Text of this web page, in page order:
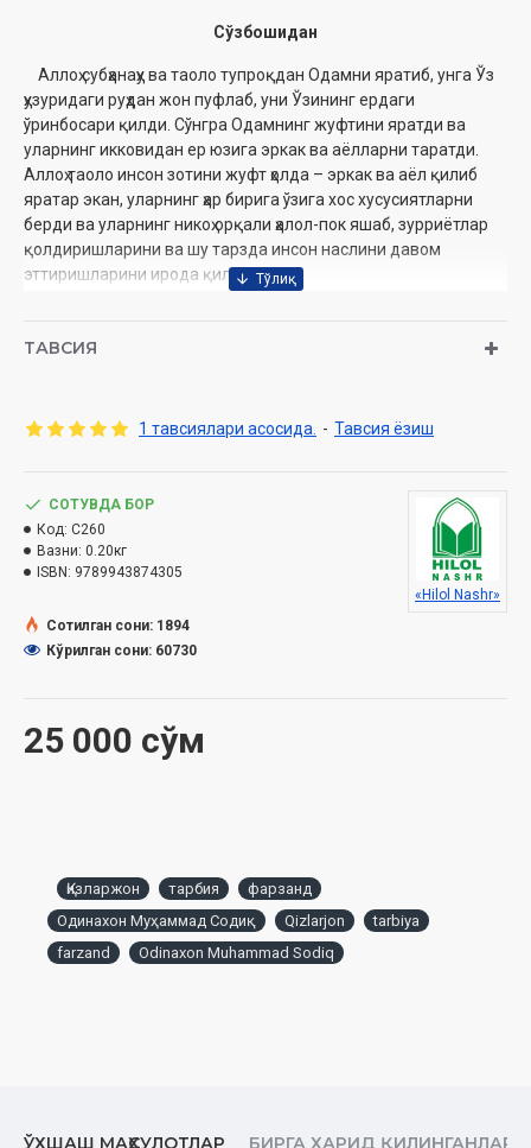
Сўзбошидан
Аллоҳ субҳанаҳу ва таоло тупроқдан Одамни яратиб, унга Ўз
ҳузуридаги руҳдан жон пуфлаб, уни Ўзининг ердаги
ўринбосари қилди. Сўнгра Одамнинг жуфтини яратди ва
уларнинг икковидан ер юзига эркак ва аёлларни таратди.
Аллоҳ таоло инсон зотини жуфт ҳолда – эркак ва аёл қилиб
яратар экан, уларнинг ҳар бирига ўзига хос хусусиятларни
берди ва уларнинг никоҳ орқали ҳалол-пок яшаб, зурриётлар
қолдиришларини ва шу тарзда инсон наслини давом
эттиришларини ирода қилди.
воситаси, ҳаёт машаққатларини енгишда ҳамкор, шерик қилиб
обрўсини қаттиқ ҳимоя қилди, аёлнинг инсон зотининг
давомчиси сифатидаги барча ҳақ-ҳуқуқларини белгилаб
Аллоҳ таоло ер юзини Ислом дини билан мунаввар қилган
пайтда бутун дунё жаҳолат ботқоғига ботган эди. Барча
юртларда жоҳиллик, адолатсизлик, зулм ва жабру ситам ҳукм
сурарди. Айниқса, аёлларга хос масалаларда бу салбий
Аллоҳ таоло белгилаб берган барча инсоний ҳақ-ҳуқуқлардан
маҳрум қилинган эди. Аёлни ҳатто одам ўрнида кўрмайдиган
...Ислом дини мукаммал илоҳий тузум ўлароқ, дунёдаги мавжуд барча
нуқсонларни, жумладан, инсониятнинг нафис қисми саналмиш
қолмади, балки уларнинг бу ишларидан қиёматда сўралажаклари,
қилмишларининг жазосини албатта тортишлари ҳақида хабар берди.
Аёлга қилинган тубан муносабатлар, унга етказилган турли зулм ва
зарарларнинг мисоли бир қанча сура ва оятларда зикр қилинган.
ТАВСИЯ
1 тавсиялари асосида. - Тавсия ёзиш
25 000 сўм
СОТУВДА БОР
Код: C260
Вазни: 0.20кг
ISBN: 9789943874305
«Hilol Nashr»
Сотилган сони: 1894
Кўрилган сони: 60730
Қизларжон тарбия
фарзанд
Одинахон Муҳаммад Содиқ
Qizlarjon
tarbiya
farzand
Odinaxon Muhammad Sodiq
ЎХШАШ МАҲСУЛОТЛАР БИРГА ХАРИД ҚИЛИНГАНЛАР